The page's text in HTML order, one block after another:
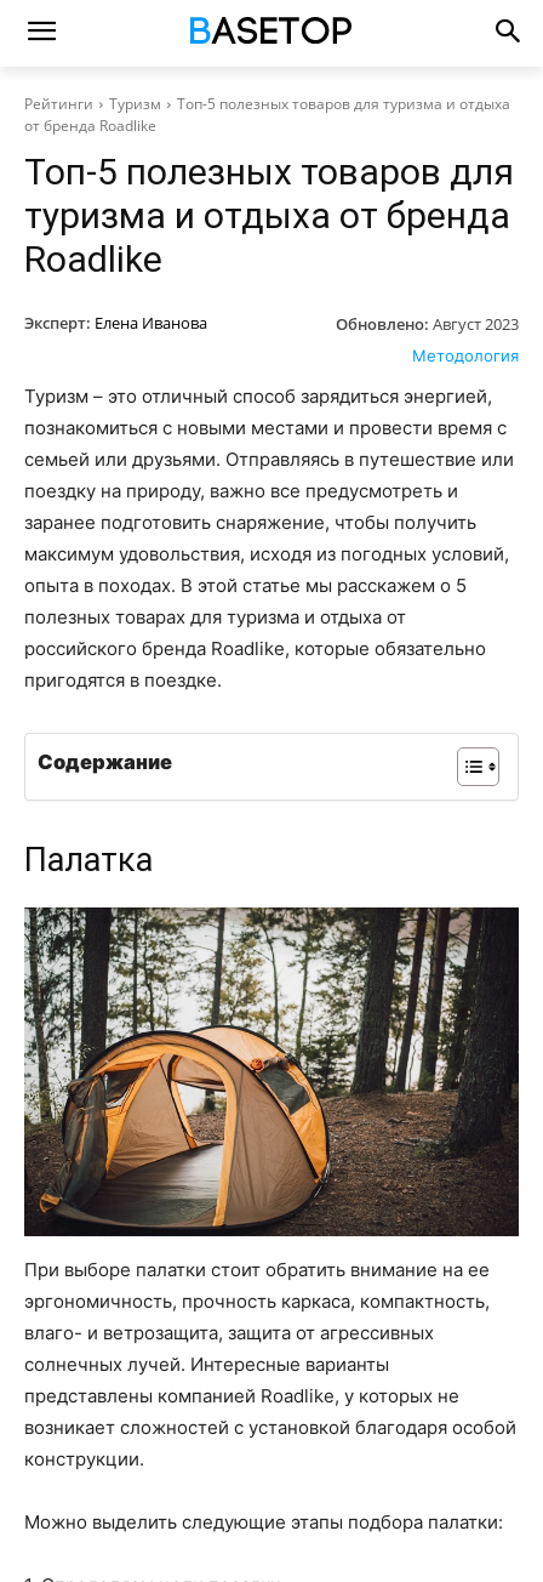
Рейтинги Туризм
Топ-5 полезных товаров для туризма и отдыха
от бренда Roadlike
Топ-5 полезных товаров для
туризма и отдыха от бренда
Roadlike
Эксперт: Елена Иванова Обновлено: Август 2023
Методология
Туризм – это отличный способ зарядиться энергией,
познакомиться с новыми местами и провести время с
семьей или друзьями. Отправляясь в путешествие или
поездку на природу, важно все предусмотреть и
заранее подготовить снаряжение, чтобы получить
максимум удовольствия, исходя из погодных условий,
опыта в походах. В этой статье мы расскажем о 5
полезных товарах для туризма и отдыха от
российского бренда Roadlike, которые обязательно
пригодятся в поездке.
Содержание
Палатка
При выборе палатки стоит обратить внимание на ее
эргономичность, прочность каркаса, компактность,
влаго- и ветрозащита, защита от агрессивных
солнечных лучей. Интересные варианты
представлены компанией Roadlike, у которых не
возникает сложностей с установкой благодаря особой
конструкции.
Можно выделить следующие этапы подбора палатки: